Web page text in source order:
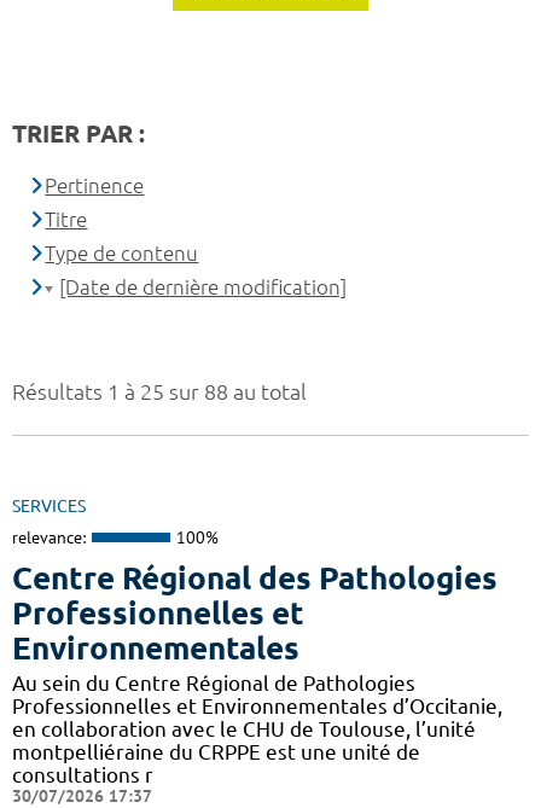
Résultats 1 à 25 sur 88 au total
SERVICES
relevance: 100%
Centre Régional des Pathologies
Professionnelles et
Environnementales
Au sein du Centre Régional de Pathologies
Professionnelles et Environnementales d’Occitanie,
en collaboration avec le CHU de Toulouse, l’unité
montpelliéraine du CRPPE est une unité de
consultations r
30/07/2026 17:37
TRIER PAR :
Pertinence
Titre
Type de contenu
[Date de dernière modification]